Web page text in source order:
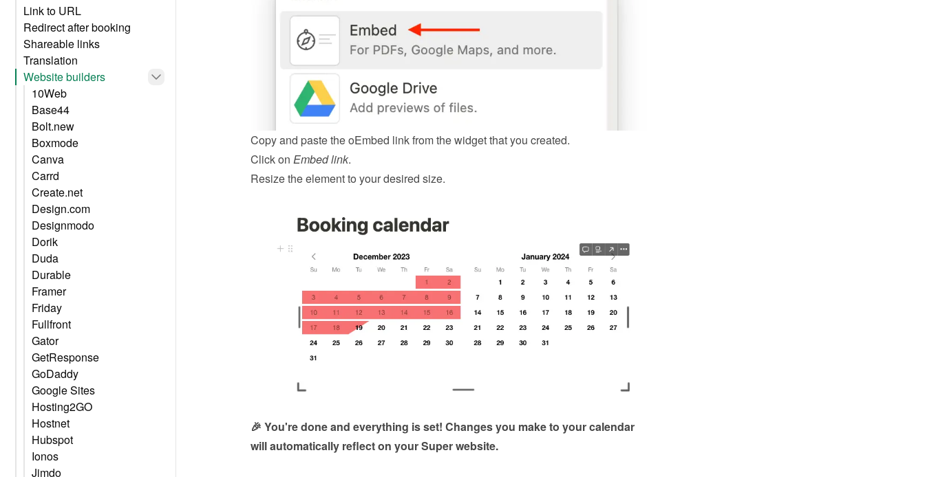
Link to URL
Redirect after booking
Shareable links
Translation
Website builders
10Web
Base44
Bolt.new
Boxmode
Canva
Carrd
Create.net
Design.com
Designmodo
Dorik
Duda
Durable
Framer
Friday
Fullfront
Gator
GetResponse
GoDaddy
Google Sites
Hosting2GO
Hostnet
Hubspot
Ionos
Jimdo
Copy and paste the oEmbed link from the widget that you created.
Click on Embed link.
Resize the element to your desired size.
🎉 You're done and everything is set! Changes you make to your calendar
will automatically reflect on your Super website.